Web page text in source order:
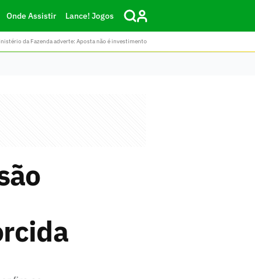
Onde Assistir Lance! Jogos
da Fazenda adverte: Aposta não é investimento